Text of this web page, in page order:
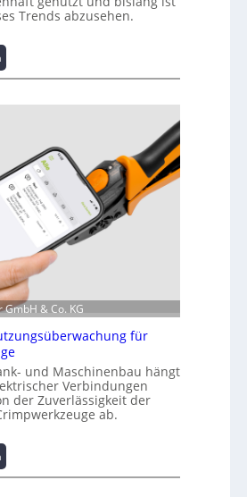
Trends abzusehen.
:
K
r
f
t
i
o
n
z
u
m
L
a
s
s
p
i
& Co. KG
für
und Maschinenbau hängt
Verbindungen
der Zuverlässigkeit der
ab.
:
I